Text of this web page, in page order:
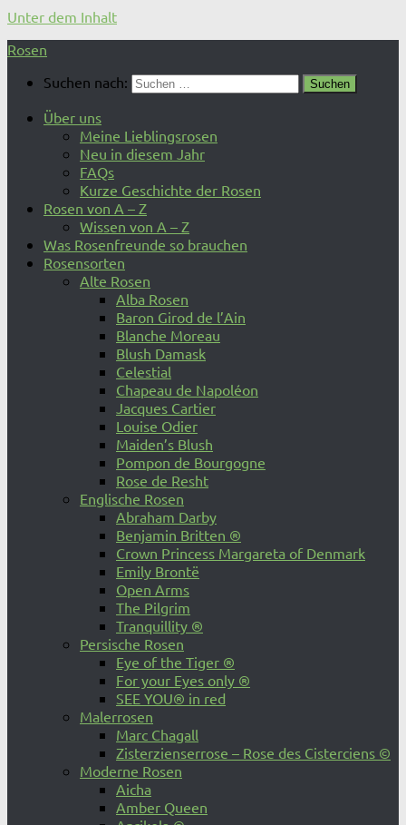
Unter dem Inhalt
Rosen
Suchen nach:
Über uns
Meine Lieblingsrosen
Neu in diesem Jahr
FAQs
Kurze Geschichte der Rosen
Rosen von A – Z
Wissen von A – Z
Was Rosenfreunde so brauchen
Rosensorten
Alte Rosen
Alba Rosen
Baron Girod de l’Ain
Blanche Moreau
Blush Damask
Celestial
Chapeau de Napoléon
Jacques Cartier
Louise Odier
Maiden’s Blush
Pompon de Bourgogne
Rose de Resht
Englische Rosen
Abraham Darby
Benjamin Britten ®
Crown Princess Margareta of Denmark
Emily Brontë
Open Arms
The Pilgrim
Tranquillity ®
Persische Rosen
Eye of the Tiger ®
For your Eyes only ®
SEE YOU® in red
Malerrosen
Marc Chagall
Zisterzienserrose – Rose des Cisterciens ©
Moderne Rosen
Aicha
Amber Queen